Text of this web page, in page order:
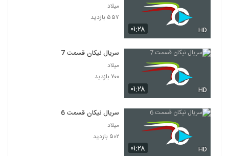
۰۱:۲۸ HD
میلاد
۵۵۷ بازدید
۰۱:۲۸ HD
سریال نیکان قسمت 7
میلاد
۷۰۰ بازدید
۰۱:۲۸ HD
سریال نیکان قسمت 6
میلاد
۵۰۲ بازدید